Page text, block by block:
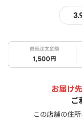
最低注文金額
1,500円
お届け先
ご
この店舗の住